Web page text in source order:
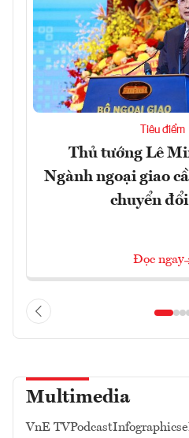
Tiêu điểm
Thủ tướng Lê
Ngành ngoại giao
chuyển
Đọc ngay
Multimedia
VnE TVPodcastInfographics